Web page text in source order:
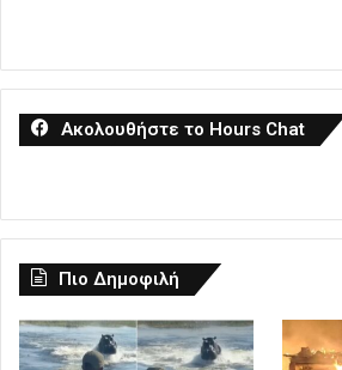
Ακολουθήστε το Hours Chat
Πιο Δημοφιλή